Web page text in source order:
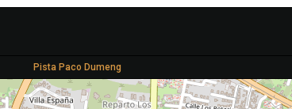
Pista Paco Dumeng